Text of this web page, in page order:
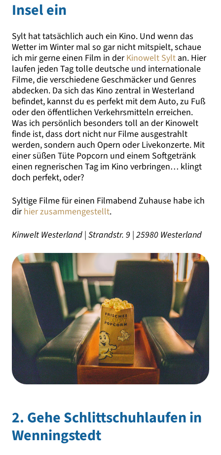
Insel ein
Sylt hat tatsächlich auch ein Kino. Und wenn das
Wetter im Winter mal so gar nicht mitspielt, schaue
ich mir gerne einen Film in derKinowelt Sylt an. Hier
laufen jeden Tag tolle deutsche und internationale
Filme, die verschiedene Geschmäcker und Genres
abdecken. Da sich das Kino zentral in Westerland
befindet, kannst du es perfekt mit dem Auto, zu Fuß
oder den öffentlichen Verkehrsmitteln erreichen.
Was ich persönlich besonders toll an der Kinowelt
finde ist, dass dort nicht nur Filme ausgestrahlt
werden, sondern auch Opern oder Livekonzerte. Mit
einer süßen Tüte Popcorn und einem Softgetränk
einen regnerischen Tag im Kino verbringen… klingt
doch perfekt, oder?
Syltige Filme für einen Filmabend Zuhause habe ich
dirhier zusammengestellt.
Kinwelt Westerland | Strandstr. 9 | 25980 Westerland
2. Gehe Schlittschuhlaufen in
Wenningstedt